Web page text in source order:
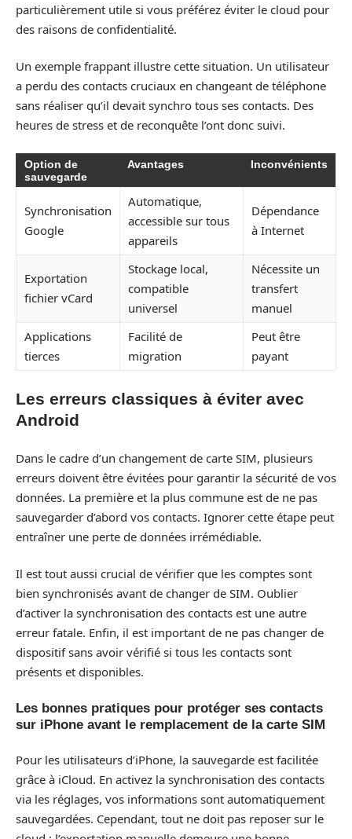
particulièrement utile si vous préférez éviter le cloud pour
des raisons de confidentialité.
Un exemple frappant illustre cette situation. Un utilisateur
a perdu des contacts cruciaux en changeant de téléphone
sans réaliser qu’il devait synchro tous ses contacts. Des
heures de stress et de reconquête l’ont donc suivi.
Option de
sauvegarde
Avantages Inconvénients
Synchronisation
Google
Automatique,
accessible sur tous
appareils
Dépendance
à Internet
Exportation
fichier vCard
Stockage local,
compatible
universel
Nécessite un
transfert
manuel
Applications
tierces
Facilité de
migration
Peut être
payant
Les erreurs classiques à éviter avec
Android
Dans le cadre d’un changement de carte SIM, plusieurs
erreurs doivent être évitées pour garantir la sécurité de vos
données. La première et la plus commune est de ne pas
sauvegarder d’abord vos contacts. Ignorer cette étape peut
entraîner une perte de données irrémédiable.
Il est tout aussi crucial de vérifier que les comptes sont
bien synchronisés avant de changer de SIM. Oublier
d’activer la synchronisation des contacts est une autre
erreur fatale. Enfin, il est important de ne pas changer de
dispositif sans avoir vérifié si tous les contacts sont
présents et disponibles.
Les bonnes pratiques pour protéger ses contacts
sur iPhone avant le remplacement de la carte SIM
Pour les utilisateurs d’iPhone, la sauvegarde est facilitée
grâce à iCloud. En activez la synchronisation des contacts
via les réglages, vos informations sont automatiquement
sauvegardées. Cependant, tout ne doit pas reposer sur le